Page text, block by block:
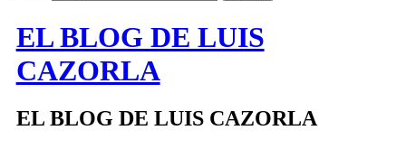
EL BLOG DE LUIS
CAZORLA
EL BLOG DE LUIS CAZORLA